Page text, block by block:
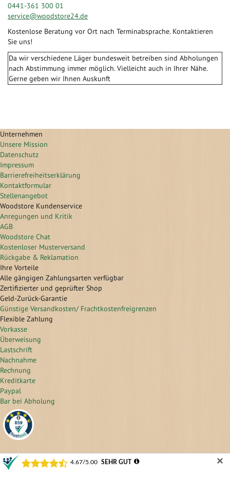
0441-361 300 01
service@woodstore24.de
Kostenlose Beratung vor Ort nach Terminabsprache. Kontaktieren
Sie uns!
Da wir verschiedene Läger bundesweit betreiben sind Abholungen
nach Abstimmung immer möglich. Vielleicht auch in Ihrer Nähe.
Gerne geben wir Ihnen Auskunft
Unternehmen
Unsere Mission
Datenschutz
Impressum
Barrierefreiheitserklärung
Kontaktformular
Stellenangebot
Woodstore Kundenservice
Anregungen und Kritik
AGB
Woodstore Chat
Kostenloser Musterversand
Rückgabe & Reklamation
Ihre Vorteile
Alle gängigen Zahlungsarten verfügbar
Zertifizierter und geprüfter Shop
Geld-Zurück-Garantie
Günstige Versandkosten/ Frachtkostenfreigrenzen
Flexible Zahlung
Vorkasse
Überweisung
Lastschrift
Nachnahme
Rechnung
Kreditkarte
Paypal
Bar bei Abholung
© 2025 Woodstore GmbH & Co. KG
✕